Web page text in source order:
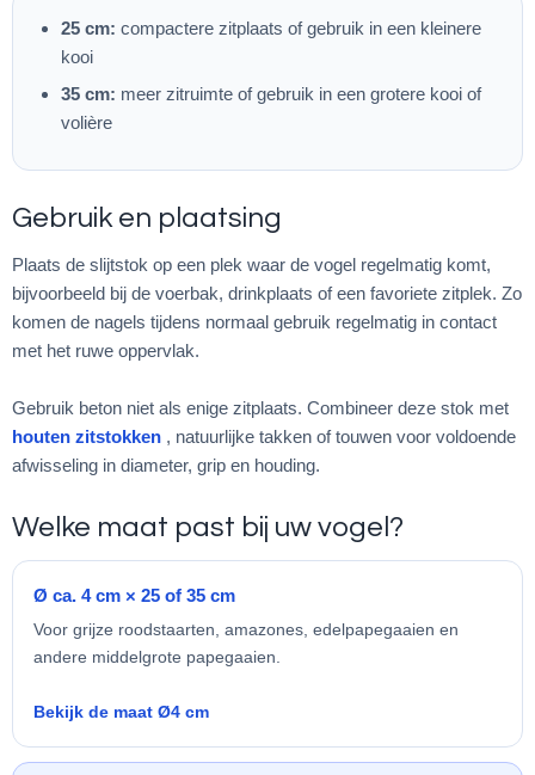
25 cm: compactere zitplaats of gebruik in een kleinere
kooi
35 cm: meer zitruimte of gebruik in een grotere kooi of
volière
Gebruik en plaatsing
Plaats de slijtstok op een plek waar de vogel regelmatig komt,
bijvoorbeeld bij de voerbak, drinkplaats of een favoriete zitplek. Zo
komen de nagels tijdens normaal gebruik regelmatig in contact
met het ruwe oppervlak.
Gebruik beton niet als enige zitplaats. Combineer deze stok met
houten zitstokken , natuurlijke takken of touwen voor voldoende
afwisseling in diameter, grip en houding.
Welke maat past bij uw vogel?
Ø ca. 4 cm × 25 of 35 cm
Voor grijze roodstaarten, amazones, edelpapegaaien en
andere middelgrote papegaaien.
Bekijk de maat Ø4 cm